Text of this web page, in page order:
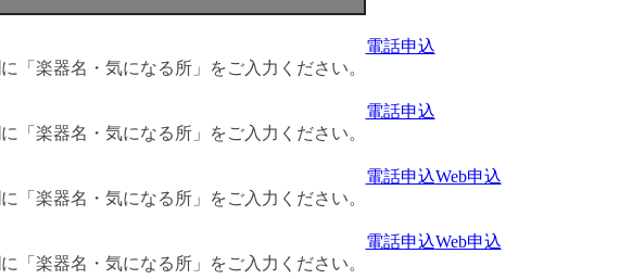
楽器名・気になる所」をご入力ください。
電話申込
楽器名・気になる所」をご入力ください。
電話申込
楽器名・気になる所」をご入力ください。
電話申込Web申込
楽器名・気になる所」をご入力ください。
電話申込Web申込